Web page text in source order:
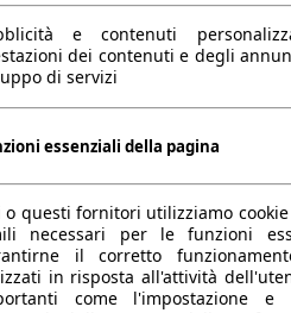
e contenuti
dei contenuti e degli
di servizi
essenziali della pagina
o questi fornitori utilizziamo
necessari per le funzioni
il corretto
in risposta all'attività
come l'impostazione